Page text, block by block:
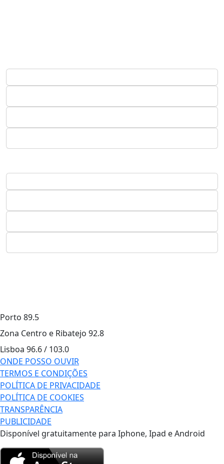
Porto 89.5
Zona Centro e Ribatejo 92.8
Lisboa 96.6 / 103.0
ONDE POSSO OUVIR
TERMOS E CONDIÇÕES
POLÍTICA DE PRIVACIDADE
POLÍTICA DE COOKIES
TRANSPARÊNCIA
PUBLICIDADE
Disponível gratuitamente para Iphone, Ipad e Android